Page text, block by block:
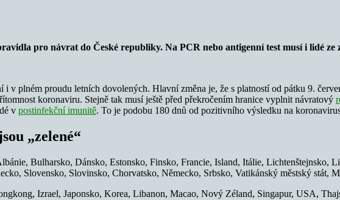
pro návrat do České republiky. Na PCR nebo antigenní test musí i lidé
v plném proudu letních dovolených. Hlavní změna je, že s platností od pátku 9.
koronaviru. Stejně tak musí ještě před překročením hranice vyplnit návratový
v postinfekční imunitě. To je podobu 180 dnů od pozitivního výsledku na
„zelené“
Bulharsko, Dánsko, Estonsko, Finsko, Francie, Island, Itálie, Lichtenštejnsko,
Slovensko, Slovinsko, Chorvatsko, Německo, Srbsko, Vatikánský městský stát,
Izrael, Japonsko, Korea, Libanon, Macao, Nový Zéland, Singapur, USA,